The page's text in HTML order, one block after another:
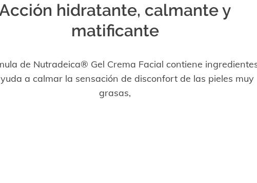
hidratante, calmante y
matificante
de Nutradeica® Gel Crema Facial contiene
a calmar la sensación de disconfort de las pieles muy
grasas,